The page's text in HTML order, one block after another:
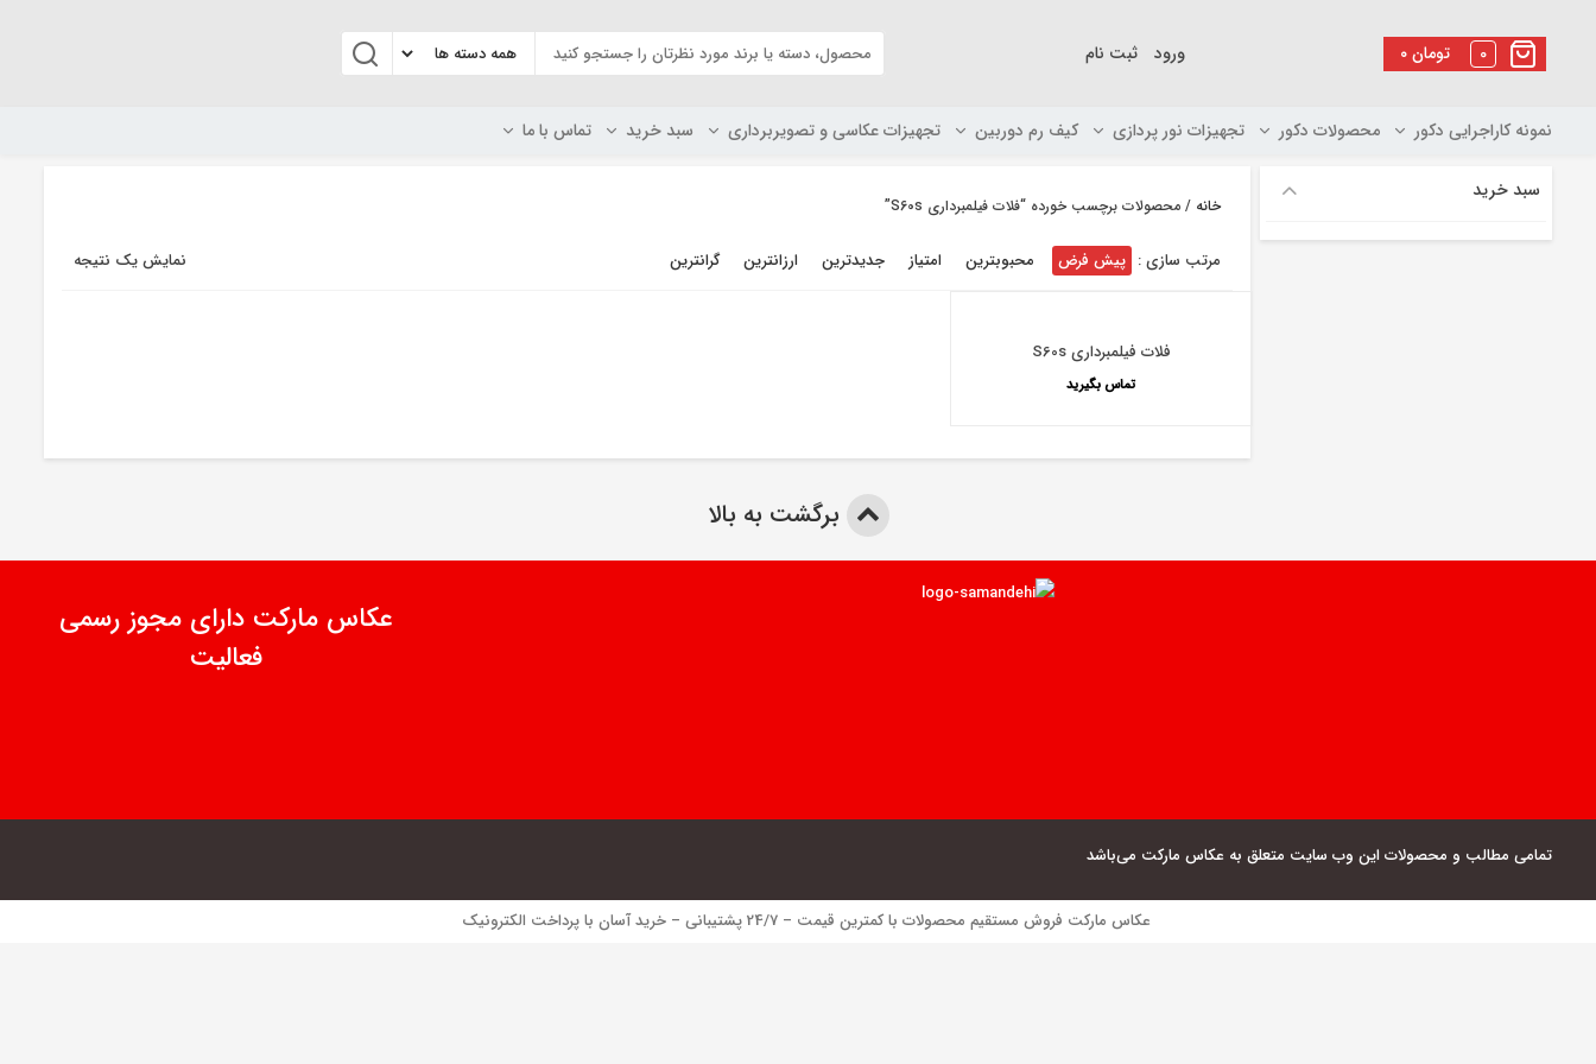
۰تومان 0 ورود ثبت نام
نمونه کاراجرایی دکور محصولات دکور تجهیزات نور پردازی کیف رم دوربین تجهیزات عکاسی و تصویربرداری سبد خرید تماس با ما
خانه / محصولات برچسب خورده “فلات فیلمبرداری S60s”
نمایش یک نتیجه مرتب سازی : پیش فرض محبوبترین امتیاز جدیدترین ارزانترین گرانترین
فلات فیلمبرداری S60s
تماس بگیرید
سبد خرید
برگشت به بالا
عکاس مارکت دارای مجوز رسمی
فعالیت
تمامی مطالب و محصولات این وب سایت متعلق به عکاس مارکت می‌باشد
عکاس مارکت فروش مستقیم محصولات با کمترین قیمت – 24/7 پشتیبانی – خرید آسان با پرداخت الکترونیک